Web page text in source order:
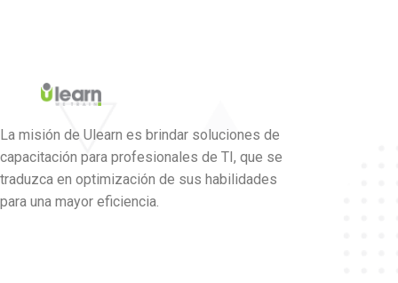
La misión de Ulearn es brindar soluciones de
capacitación para profesionales de TI, que se
traduzca en optimización de sus habilidades
para una mayor eficiencia.